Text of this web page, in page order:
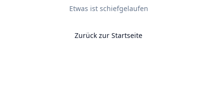
Etwas ist schiefgelaufen
Zurück zur Startseite